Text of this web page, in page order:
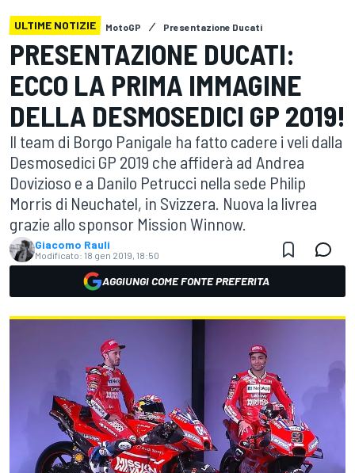
ULTIME NOTIZIE MotoGP Presentazione Ducati
PRESENTAZIONE DUCATI:
ECCO LA PRIMA IMMAGINE
DELLA DESMOSEDICI GP 2019!
Il team di Borgo Panigale ha fatto cadere i veli dalla
Desmosedici GP 2019 che affiderà ad Andrea
Dovizioso e a Danilo Petrucci nella sede Philip
Morris di Neuchatel, in Svizzera. Nuova la livrea
grazie allo sponsor Mission Winnow.
Giacomo Rauli
Modificato: 18 gen 2019, 18:50
AGGIUNGI COME FONTE PREFERITA